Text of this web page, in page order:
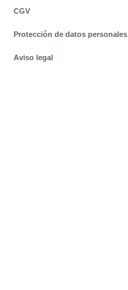
CGV
Protección de datos personales
Aviso legal